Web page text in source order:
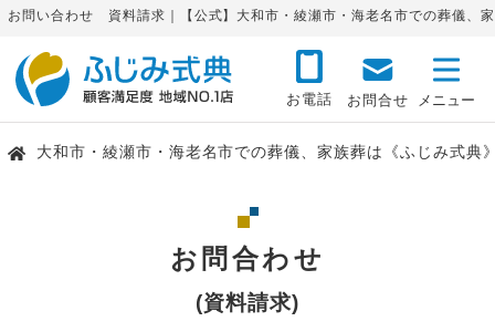
お問い合わせ 資料請求｜【公式】大和市・綾瀬市・海老名市での葬儀、
お電話 お問合せ
大和市・綾瀬市・海老名市での葬儀、家族葬は《ふじみ式典
お問合わせ
(資料請求)